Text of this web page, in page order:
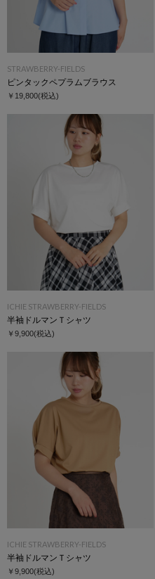
STRAWBERRY-FIELDS
ピンタックペプラムブラウス
￥19,800(税込)
ICHIE STRAWBERRY-FIELDS
半袖ドルマンＴシャツ
￥9,900(税込)
ICHIE STRAWBERRY-FIELDS
半袖ドルマンＴシャツ
￥9,900(税込)